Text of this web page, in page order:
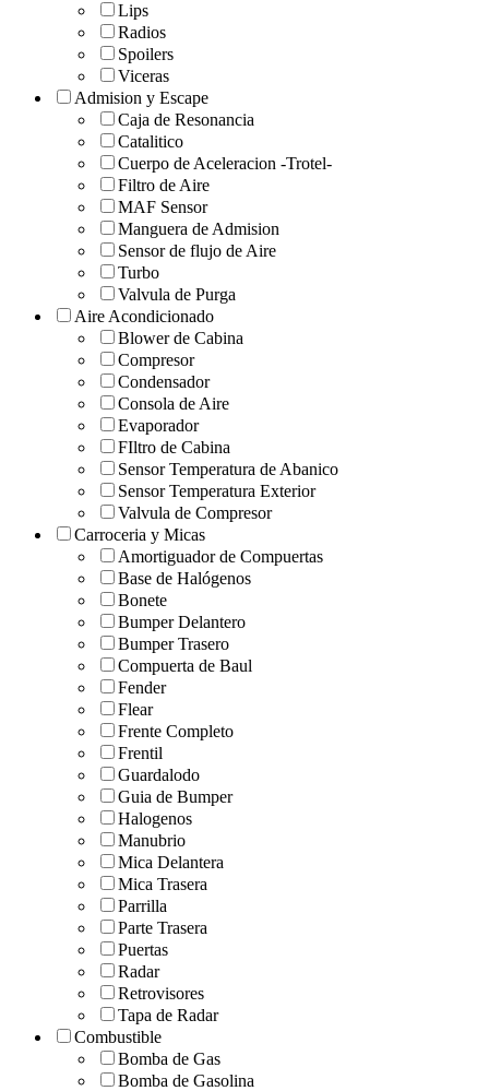
Lips
Radios
Spoilers
Viceras
Admision y Escape
Caja de Resonancia
Catalitico
Cuerpo de Aceleracion -Trotel-
Filtro de Aire
MAF Sensor
Manguera de Admision
Sensor de flujo de Aire
Turbo
Valvula de Purga
Aire Acondicionado
Blower de Cabina
Compresor
Condensador
Consola de Aire
Evaporador
FIltro de Cabina
Sensor Temperatura de Abanico
Sensor Temperatura Exterior
Valvula de Compresor
Carroceria y Micas
Amortiguador de Compuertas
Base de Halógenos
Bonete
Bumper Delantero
Bumper Trasero
Compuerta de Baul
Fender
Flear
Frente Completo
Frentil
Guardalodo
Guia de Bumper
Halogenos
Manubrio
Mica Delantera
Mica Trasera
Parrilla
Parte Trasera
Puertas
Radar
Retrovisores
Tapa de Radar
Combustible
Bomba de Gas
Bomba de Gasolina